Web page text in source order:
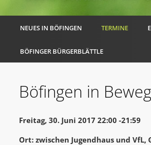
NEUES IN BÖFINGEN TERMINE
BÖFINGER BÜRGERBLÄTTLE
Böfingen in
Freitag, 30. Juni 2017 22:00 -21:59
Ort: zwischen Jugendhaus und VfL,